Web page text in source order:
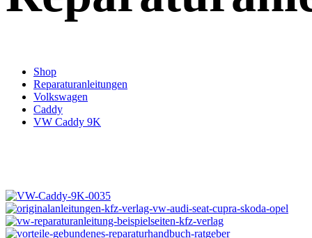
Shop
Reparaturanleitungen
Volkswagen
Caddy
VW Caddy 9K